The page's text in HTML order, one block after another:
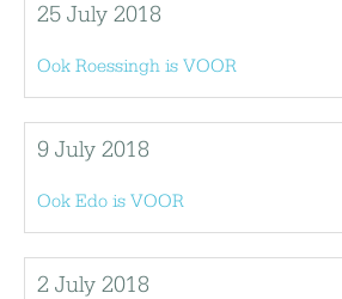
25 July 2018
Ook Roessingh is VOOR
9 July 2018
Ook Edo is VOOR
2 July 2018